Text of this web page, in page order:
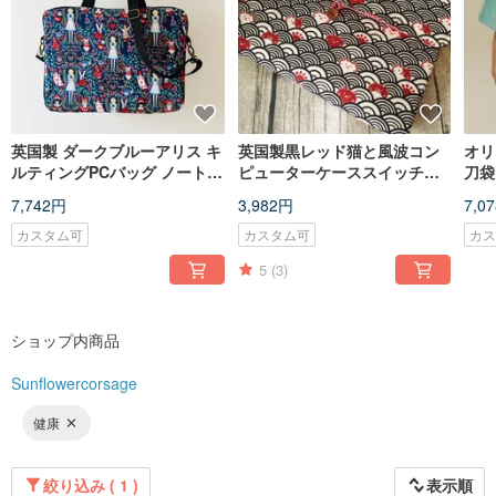
英国製 ダークブルーアリス キ
ルティングPCバッグ ノートパ
ルダーストラップ付き
7,742円
カスタム可
英国製黒レッド猫と風波コン
ピューターケーススイッチ
3,982円
カスタム可
5 (3)
オ
刀
カ
ショップ内商品
Sunflowercorsage
健康
絞り込み ( 1 ) 表示順